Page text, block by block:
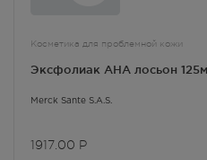
Косметика для проблемной кожи
Эксфолиак AHA лосьон
Merck Sante S.A.S.
1917.00 Р